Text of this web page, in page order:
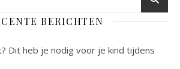
BERICHTEN
Dit heb je nodig voor je kind tijdens